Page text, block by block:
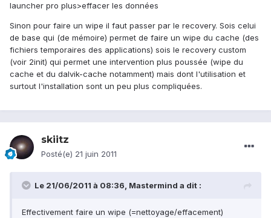
launcher pro plus>effacer les données
Sinon pour faire un wipe il faut passer par le recovery. Sois celui
de base qui (de mémoire) permet de faire un wipe du cache (des
fichiers temporaires des applications) sois le recovery custom
(voir 2init) qui permet une intervention plus poussée (wipe du
cache et du dalvik-cache notamment) mais dont l'utilisation et
surtout l'installation sont un peu plus compliquées.
skiitz
Posté(e) 21 juin 2011
Le 21/06/2011 à 08:36, Mastermind a dit :
Effectivement faire un wipe (=nettoyage/effacement)